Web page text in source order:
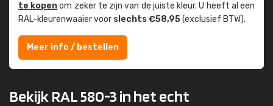
te kopenom zeker te zijn van de juiste kleur. U heeft al een
RAL-kleuren­waaier voor slechts €58,95(exclusief BTW).
Meer info / bestellen
Bekijk RAL 580-3 in het echt